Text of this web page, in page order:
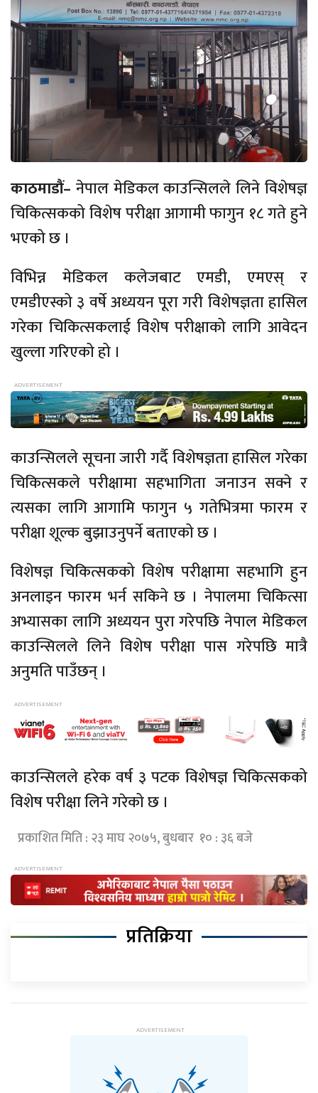
काठमाडौं– नेपाल मेडिकल काउन्सिलले लिने विशेषज्ञ
चिकित्सकको विशेष परीक्षा आगामी फागुन १८ गते हुने
भएको छ ।
विभिन्न मेडिकल कलेजबाट एमडी, एमएस् र
एमडीएस्को ३ वर्षे अध्ययन पूरा गरी विशेषज्ञता हासिल
गरेका चिकित्सकलाई विशेष परीक्षाको लागि आवेदन
खुल्ला गरिएको हो ।
काउन्सिलले सूचना जारी गर्दै विशेषज्ञता हासिल गरेका
चिकित्सकले परीक्षामा सहभागिता जनाउन सक्ने र
त्यसका लागि आगामि फागुन ५ गतेभित्रमा फारम र
परीक्षा शूल्क बुझाउनुपर्ने बताएको छ ।
विशेषज्ञ चिकित्सकको विशेष परीक्षामा सहभागि हुन
अनलाइन फारम भर्न सकिने छ । नेपालमा चिकित्सा
अभ्यासका लागि अध्ययन पुरा गरेपछि नेपाल मेडिकल
काउन्सिलले लिने विशेष परीक्षा पास गरेपछि मात्रै
अनुमति पाउँछन् ।
काउन्सिलले हरेक वर्ष ३ पटक विशेषज्ञ चिकित्सकको
विशेष परीक्षा लिने गरेको छ ।
प्रकाशित मिति : २३ माघ २०७५, बुधबार १० : ३६ बजे
प्रतिक्रिया